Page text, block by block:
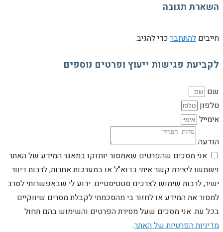
השארת תגובה
חייבים להתחבר כדי להגיב.
לקביעת פגישות ייעוץ ופרטים נוספים
שם
טלפון
אימייל
הודעה
אני מסכים שהפרטים שאמסור יוחזקו במאגר המידע של האתר
וישמשו ליצירת קשר איתי בדוא"ל או במערכות אחרות, לרבות דיוור
ישיר, לרבות שימוש לצרכים סטטיסטיים. ידוע לי שבאפשרותי לסרב
למסור את המידע או לחזור בי מהסכמתי לקבלת מסרים שיווקיים
בכל עת. אני מסכים שעל מסירת הפרטים והשימוש בהם תחול
מדיניות הפרטיות של האתר.